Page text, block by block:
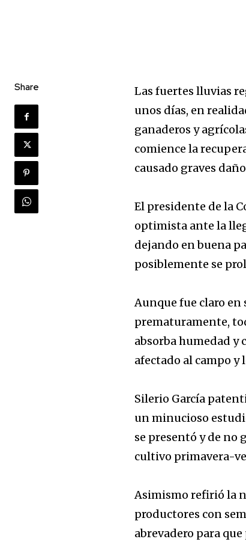
Share
Las fuertes lluvias
unos días, en
ganaderos y
comience la
causado graves
El presidente de la
optimista ante la
dejando en buena
posiblemente se
Aunque fue claro en
prematuramente,
absorba humedad y
afectado al campo y
Silerio García
un minucioso
se presentó y de no
cultivo primavera-
Asimismo refirió la
productores con
abrevadero para